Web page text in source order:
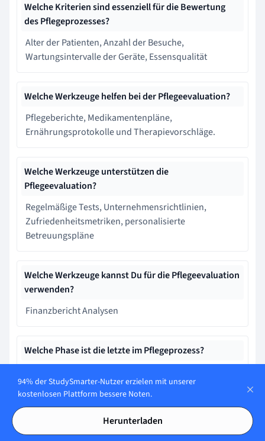
Welche Kriterien sind essenziell für die Bewertung
des Pflegeprozesses?
Alter der Patienten, Anzahl der Besuche,
Wartungsintervalle der Geräte, Essensqualität
Welche Werkzeuge helfen bei der Pflegeevaluation?
Pflegeberichte, Medikamentenpläne,
Ernährungsprotokolle und Therapievorschläge.
Welche Werkzeuge unterstützen die
Pflegeevaluation?
Regelmäßige Tests, Unternehmensrichtlinien,
Zufriedenheitsmetriken, personalisierte
Betreuungspläne
Welche Werkzeuge kannst Du für die Pflegeevaluation
verwenden?
Finanzbericht Analysen
Welche Phase ist die letzte im Pflegeprozess?
Was versteht man unter der letzten Phase des
94% der StudySmarter-Nutzer erzielen mit unserer
kostenlosen Plattform bessere Noten.
Herunterladen